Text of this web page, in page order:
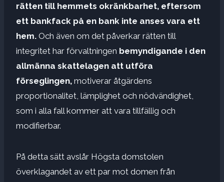
rätten till hemmets okränkbarhet, eftersom
ett bankfack på en bank inte anses vara ett
hem. Och även om det påverkar rätten till
integritet har förvaltningen bemyndigande i den
allmänna skattelagen att utföra
förseglingen, motiverar åtgärdens
proportionalitet, lämplighet och nödvändighet,
som i alla fall kommer att vara tillfällig och
modifierbar.
På detta sätt avslår Högsta domstolen
överklagandet av ett par mot domen från